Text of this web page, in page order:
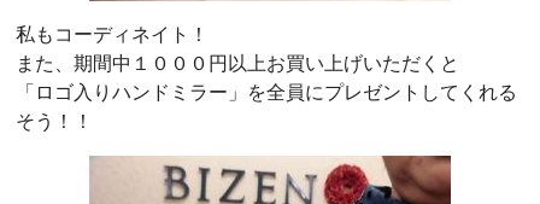
私もコーディネイト！
また、期間中１０００円以上お買い上げいただくと
「ロゴ入りハンドミラー」を全員にプレゼントしてくれる
そう！！